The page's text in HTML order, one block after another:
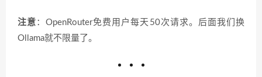
注意 ：OpenRouter免费用户每天50次请求。后面我们换
Ollama就不限量了。